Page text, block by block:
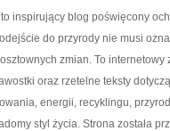
to inspirujący blog poświęcony
do przyrody nie musi
zmian. To
oraz rzetelne teksty
energii, recyklingu,
styl życia. Strona została